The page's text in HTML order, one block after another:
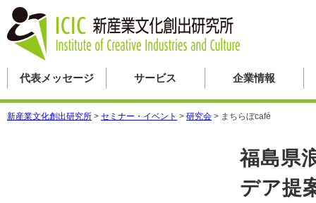
代表メッセージ サービス 企業情報
新産業文化創出研究所 > セミナー・イベント > 研究会 > まちらぼcafé
福島県
デア提